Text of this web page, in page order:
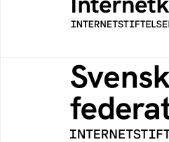
Samlad kunskap som
säker och medveten
Svenska
Grunden för